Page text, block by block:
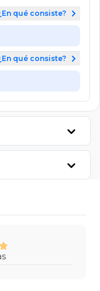
qué consiste?
qué consiste?